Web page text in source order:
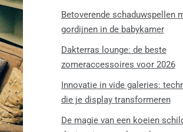
Betoverende schaduwspellen
gordijnen in de babykamer
Dakterras lounge: de beste
zomeraccessoires voor 2026
Innovatie in vide galeries:
die je display transformeren
De magie van een koeien